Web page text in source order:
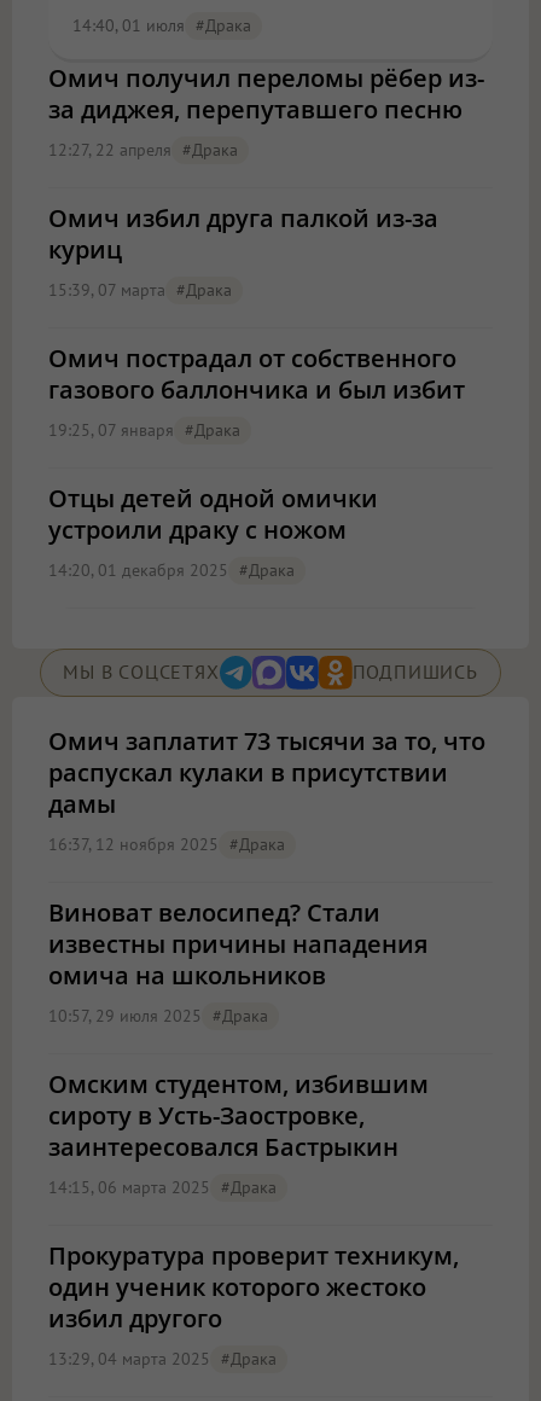
14:40, 01 июля #драка
Омич получил переломы рёбер из-
за диджея, перепутавшего песню
12:27, 22 апреля #драка
Омич избил друга палкой из-за
куриц
15:39, 07 марта #драка
Омич пострадал от собственного
газового баллончика и был избит
19:25, 07 января #драка
Отцы детей одной омички
устроили драку с ножом
14:20, 01 декабря 2025 #драка
МЫ В СОЦСЕТЯХ ПОДПИШИСЬ
Омич заплатит 73 тысячи за то, что
распускал кулаки в присутствии
дамы
16:37, 12 ноября 2025 #драка
Виноват велосипед? Стали
известны причины нападения
омича на школьников
10:57, 29 июля 2025 #драка
Омским студентом, избившим
сироту в Усть-Заостровке,
заинтересовался Бастрыкин
14:15, 06 марта 2025 #драка
Прокуратура проверит техникум,
один ученик которого жестоко
избил другого
13:29, 04 марта 2025 #драка